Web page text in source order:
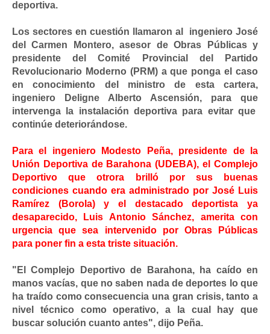
deportiva.
Los sectores en cuestión llamaron al ingeniero José
del Carmen Montero, asesor de Obras Públicas y
presidente del Comité Provincial del Partido
Revolucionario Moderno (PRM) a que ponga el caso
en conocimiento del ministro de esta cartera,
ingeniero Deligne Alberto Ascensión, para que
intervenga la instalación deportiva para evitar que
continúe deteriorándose.
Para el ingeniero Modesto Peña, presidente de la
Unión Deportiva de Barahona (UDEBA), el Complejo
Deportivo que otrora brilló por sus buenas
condiciones cuando era administrado por José Luis
Ramírez (Borola) y el destacado deportista ya
desaparecido, Luis Antonio Sánchez, amerita con
urgencia que sea intervenido por Obras Públicas
para poner fin a esta triste situación.
"El Complejo Deportivo de Barahona, ha caído en
manos vacías, que no saben nada de deportes lo que
ha traído como consecuencia una gran crisis, tanto a
nivel técnico como operativo, a la cual hay que
buscar solución cuanto antes", dijo Peña.